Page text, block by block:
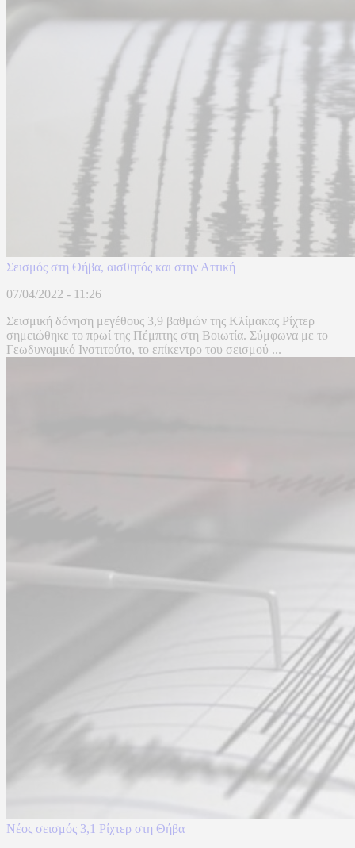
Σεισμός στη Θήβα, αισθητός και στην Αττική
07/04/2022 - 11:26
Σεισμική δόνηση μεγέθους 3,9 βαθμών της Κλίμακας Ρίχτερ
σημειώθηκε το πρωί της Πέμπτης στη Βοιωτία. Σύμφωνα με το
Γεωδυναμικό Ινστιτούτο, το επίκεντρο του σεισμού ...
Νέος σεισμός 3,1 Ρίχτερ στη Θήβα